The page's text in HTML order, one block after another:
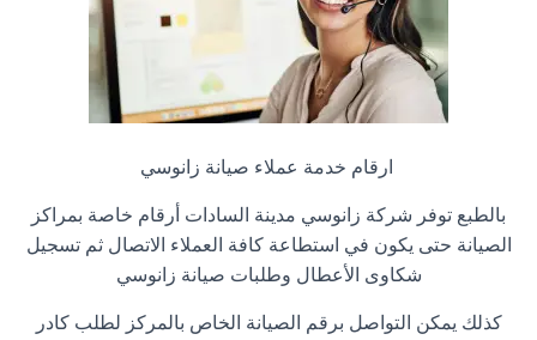
ارقام خدمة عملاء صيانة زانوسي
بالطبع توفر شركة زانوسي مدينة السادات أرقام خاصة بمراكز
الصيانة حتى يكون في استطاعة كافة العملاء الاتصال ثم تسجيل
شكاوى الأعطال وطلبات صيانة زانوسي
كذلك يمكن التواصل برقم الصيانة الخاص بالمركز لطلب كادر